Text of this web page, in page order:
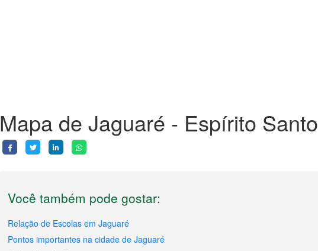
Mapa de Jaguaré - Espírito Santo
Você também pode gostar:
Relação de Escolas em Jaguaré
Pontos importantes na cidade de Jaguaré